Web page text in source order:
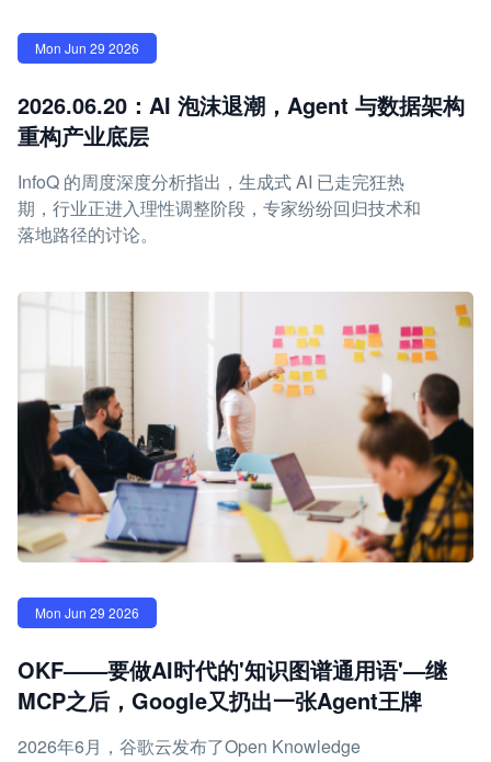
Mon Jun 29 2026
2026.06.20：AI 泡沫退潮，Agent 与数据架构
重构产业底层
InfoQ 的周度深度分析指出，生成式 AI 已走完狂热
期，行业正进入理性调整阶段，专家纷纷回归技术和
落地路径的讨论。
Mon Jun 29 2026
OKF——要做AI时代的'知识图谱通用语'—继
MCP之后，Google又扔出一张Agent王牌
2026年6月，谷歌云发布了Open Knowledge